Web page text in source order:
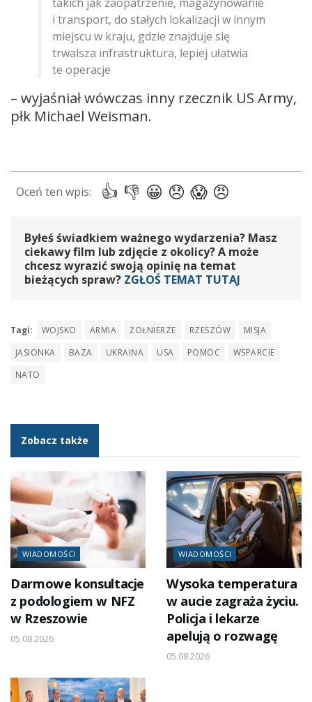
i transport, do stałych lokalizacji w innym
miejscu w kraju, gdzie znajduje się
trwalsza infrastruktura, lepiej ułatwia
te operacje
– wyjaśniał wówczas inny rzecznik US Army,
płk Michael Weisman.
Byłeś świadkiem ważnego wydarzenia? Masz
ciekawy film lub zdjęcie z okolicy? A może
chcesz wyrazić swoją opinię na temat
bieżących spraw? ZGŁOŚ TEMAT TUTAJ
Tagi: WOJSKO ARMIA ŻOŁNIERZE RZESZÓW
MISJA
JASIONKA
BAZA UKRAINA USA POMOC
WSPARCIE
NATO
Zobacz także
WIADOMOŚCI
Darmowe konsultacje
z podologiem w NFZ
w Rzeszowie
05.08.2026
WIADOMOŚCI
Wysoka temperatura
w aucie zagraża życiu.
Policja i lekarze
apelują o rozwagę
05.08.2026